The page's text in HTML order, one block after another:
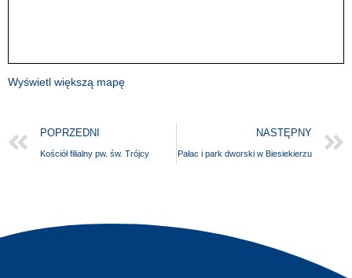
Wyświetl większą mapę
POPRZEDNI
Kościół filialny pw. św. Trójcy
NASTĘPNY
Pałac i park dworski w Biesiekierzu